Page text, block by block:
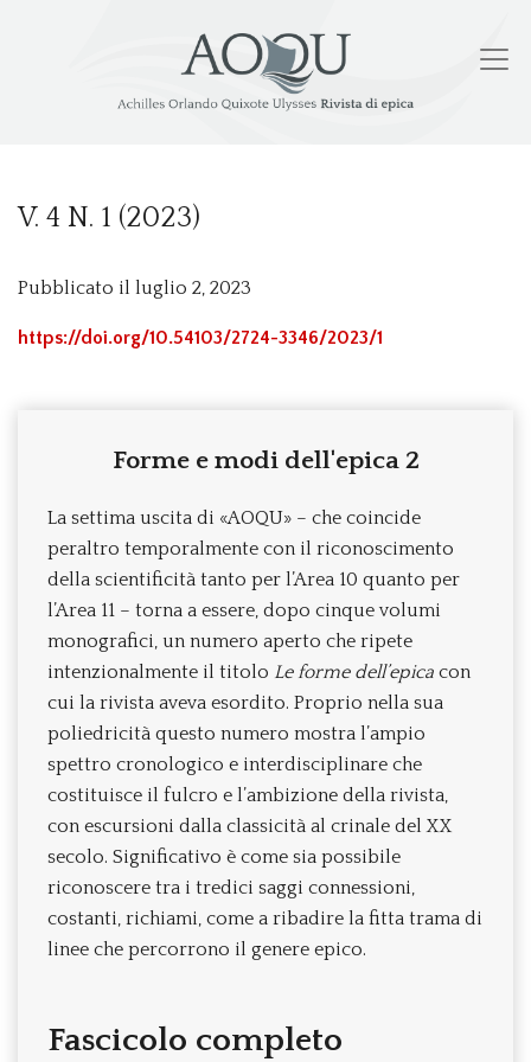
V. 4 N. 1 (2023)
Pubblicato il luglio 2, 2023
https://doi.org/10.54103/2724-3346/2023/1
Forme e modi dell'epica 2
La settima uscita di «AOQU» – che coincide
peraltro temporalmente con il riconoscimento
della scientificità tanto per l’Area 10 quanto per
l’Area 11 – torna a essere, dopo cinque volumi
monografici, un numero aperto che ripete
intenzionalmente il titolo Le forme dell’epica con
cui la rivista aveva esordito. Proprio nella sua
poliedricità questo numero mostra l’ampio
spettro cronologico e interdisciplinare che
costituisce il fulcro e l’ambizione della rivista,
con escursioni dalla classicità al crinale del XX
secolo. Significativo è come sia possibile
riconoscere tra i tredici saggi connessioni,
costanti, richiami, come a ribadire la fitta trama di
linee che percorrono il genere epico.
Fascicolo completo